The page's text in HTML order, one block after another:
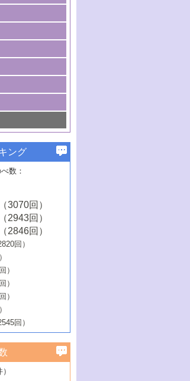
資源化のための
研究
会（2026年）
水分解技術に関す
の精密合成に関す
的変換を実現す
動向
と応用における研
会（2025年）
た固体触媒研究
指した酸化触媒プ
射光および中性子
技術の最先端
のお知らせ
会（2023年）
能
ルリサイクルの
合物を基盤とした
素欠陥を利用した
ルギー変換反応
のための触媒・機
を用いるケミカル
の合金触媒開発
よび有効活用のた
信企画～とびたて
～（1）
～（2）
ユースを志向した
面開催）
た触媒的分子変
た触媒の新展開
いた触媒開発
ラルに向けた電解
（2021年・オン
）
構造のキャラク
資するクリーンな
化学
分解の最新の研究
セスを支えるマイ
最新動向
（2020年・工学
した触媒プロセ
プライチェーンに
関する最近の研究
製造のための触媒
窒素有機化合物変
に向けた自動車排
（2019年・大阪
研究動向
用化学品合成
ター触媒の最前線
ト合成技術
おける電気化学的
（2018年・東京
媒
開発と触媒反応プ
解き明かす最先端
効利用のための触
（2017年・首都
分子を生み出す触
品製造に向けた触
とびたて若き研究
とびたて若き研究
とびたて若き研究
料電池・電解合成
（2016年・大阪府
わる触媒技術の新
近の進展
池（SOFC）におけ
料直接改質技術
御による触媒機能
周辺技術の最近の
（2015年・成蹊大
する最新の研究動
近年のアプローチ
の有効活用に貢献
ト
（2014年・ロワジ
ステム用触媒にお
合の最近の動向
的展開に関する触
造制御とその活用
造のための固体触
解析から新機能開拓
（2013年・関西大
技術における最近
新動向
新動向
換反応の新展開
品合成の新潮流
触媒の新展開
の進歩（１）
の進歩（２）
活性化による有機
術
ける最近の進歩
寿命触媒開発
能
の環境の精密な設
めの技術
精密有機合成
を集める材料－
現状と課題
けた水素製造・貯
材料
の10年，半世紀，
ークな表面構造の
成と触媒
カル合成プロセス
進歩
最近の展開
の効果
最前線
ング
数：
3070回）
2943回）
2846回）
回）
）
）
）
回）